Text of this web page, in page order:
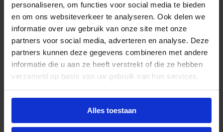
personaliseren, om functies voor social media te bieden
en om ons websiteverkeer te analyseren. Ook delen we
informatie over uw gebruik van onze site met onze
partners voor social media, adverteren en analyse. Deze
partners kunnen deze gegevens combineren met andere
informatie die u aan ze heeft verstrekt of die ze hebben
verzameld op basis van uw gebruik van hun services.
Alles toestaan
gloeilamp. Deze A60‑lamp met E27‑fitting geeft
warm wit licht van 3000K en heeft een
lichtopbrengst van 806 lumen. Dankzij het matte
glas wordt het licht zacht en gelijkmatig verspreid,
wat zorgt voor een comfortabele en heldere
verlichting in woon- en werkruimtes. De lamp heeft
een vermogen van 8 W, een lichtkleur van 3000K,
glas, is niet dimbaar en heeft een levensduur van